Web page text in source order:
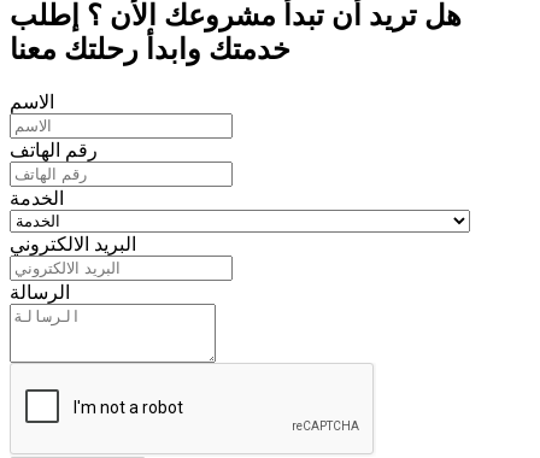
هل تريد أن تبدأ مشروعك الأن ؟ إطلب
خدمتك وابدأ رحلتك معنا
الاسم
رقم الهاتف
الخدمة
البريد الالكتروني
الرسالة